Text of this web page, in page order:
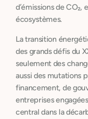
d’émissions de
écosystèmes.
La transition
des grands défis du
seulement des
aussi des mutations
financement, de
entreprises
central dans la